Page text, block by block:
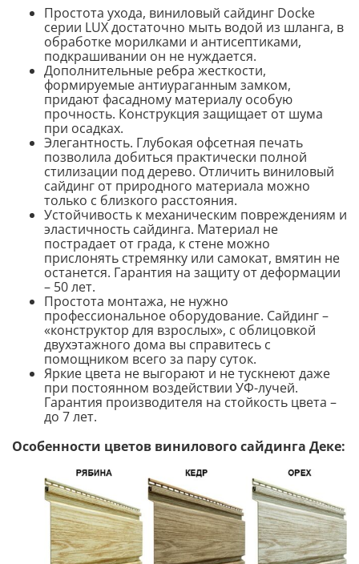
Простота ухода, виниловый сайдинг Docke
серии LUX достаточно мыть водой из шланга, в
обработке морилками и антисептиками,
подкрашивании он не нуждается.
Дополнительные ребра жесткости,
формируемые антиураганным замком,
придают фасадному материалу особую
прочность. Конструкция защищает от шума
при осадках.
Элегантность. Глубокая офсетная печать
позволила добиться практически полной
стилизации под дерево. Отличить виниловый
сайдинг от природного материала можно
только с близкого расстояния.
Устойчивость к механическим повреждениям и
эластичность сайдинга. Материал не
пострадает от града, к стене можно
прислонять стремянку или самокат, вмятин не
останется. Гарантия на защиту от деформации
– 50 лет.
Простота монтажа, не нужно
профессиональное оборудование. Сайдинг –
«конструктор для взрослых», с облицовкой
двухэтажного дома вы справитесь с
помощником всего за пару суток.
Яркие цвета не выгорают и не тускнеют даже
при постоянном воздействии УФ-лучей.
Гарантия производителя на стойкость цвета –
до 7 лет.
Особенности цветов винилового сайдинга Деке: